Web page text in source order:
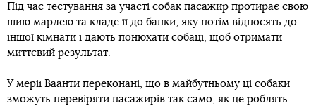
Під час тестування за участі собак пасажир протирає свою
шию марлею та кладе її до банки, яку потім відносять до
іншої кімнати і дають понюхати собаці, щоб отримати
миттєвий результат.
У мерії Ваанти переконані, що в майбутньому ці собаки
зможуть перевіряти пасажирів так само, як це роблять